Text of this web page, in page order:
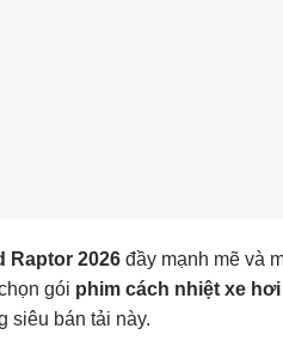
Raptor 2026 đầy mạnh mẽ và
gói phim cách nhiệt xe hơi
siêu bán tải này.